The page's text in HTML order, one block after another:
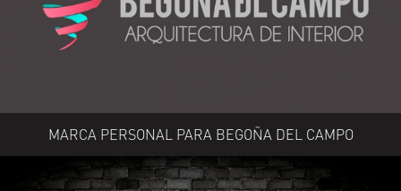
MARCA PERSONAL PARA BEGOÑA DEL CAMPO